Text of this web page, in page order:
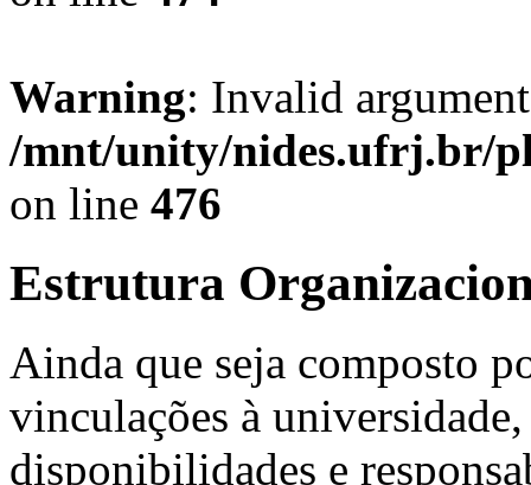
Warning: Invalid
/mnt/unity/nides.ufrj.br/
on line 476
Estrutura
Ainda que seja composto
vinculações à
disponibilidades e